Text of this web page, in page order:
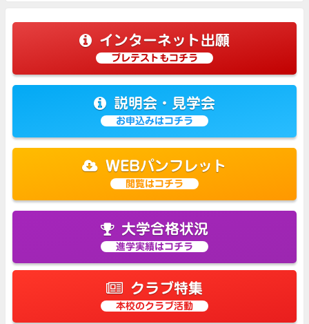
インターネット出願
プレテストもコチラ
説明会・見学会
お申込みはコチラ
WEBパンフレット
閲覧はコチラ
大学合格状況
進学実績はコチラ
クラブ特集
本校のクラブ活動